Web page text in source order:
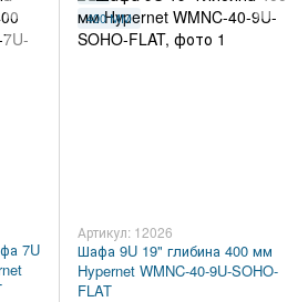
7U
400 ММ
Артикул: 12026
Шафа 9U 19" глибина 400 мм
Hypernet WMNC-40-9U-SOHO-
FLAT